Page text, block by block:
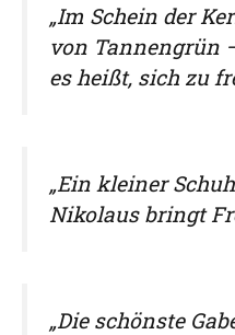
„Im Schein der
von Tannengrün
es heißt, sich zu
„Ein kleiner
Nikolaus bringt
„Die schönste